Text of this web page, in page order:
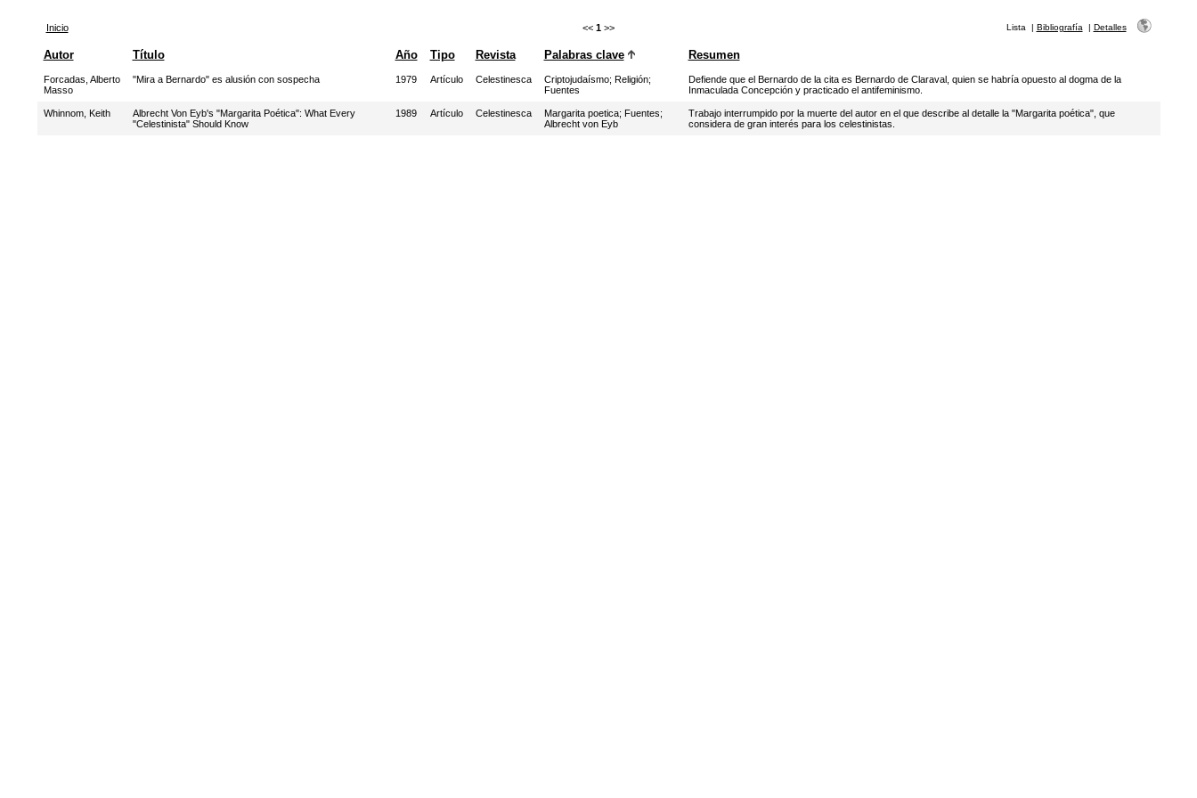
Inicio << 1 >> Lista | Bibliografía | Detalles
Autor Título Año Tipo Revista Palabras clave Resumen
Forcadas, Alberto
Masso
"Mira a Bernardo" es alusión con sospecha 1979 Artículo Celestinesca Criptojudaísmo; Religión;
Fuentes
Defiende que el Bernardo de la cita es Bernardo de Claraval, quien se habría opuesto al dogma de la
Inmaculada Concepción y practicado el antifeminismo.
Whinnom, Keith
Albrecht Von Eyb's "Margarita Poética": What Every
"Celestinista" Should Know
1989 Artículo Celestinesca Margarita poetica; Fuentes;
Albrecht von Eyb
Trabajo interrumpido por la muerte del autor en el que describe al detalle la "Margarita poética", que
considera de gran interés para los celestinistas.